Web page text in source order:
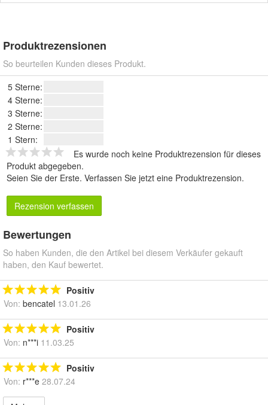
Produktrezensionen
So beurteilen Kunden dieses Produkt.
5 Sterne:
4 Sterne:
3 Sterne:
2 Sterne:
1 Stern:
Es wurde noch keine Produktrezension für dieses
Produkt abgegeben.
Seien Sie der Erste. Verfassen Sie jetzt eine Produktrezension.
Rezension verfassen
Bewertungen
So haben Kunden, die den Artikel bei diesem Verkäufer gekauft
haben, den Kauf bewertet.
Positiv
Von: bencatel 13.01.26
Positiv
Von: n***i 11.03.25
Positiv
Von: r***e 28.07.24